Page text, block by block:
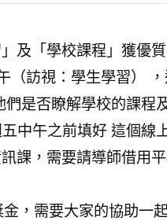
及「學校課程」獲優質
訪視：學生學習） ，
是否瞭解學校的課程
中午之前填好 這個線
課，需要請導師借用
，需要大家的協助一